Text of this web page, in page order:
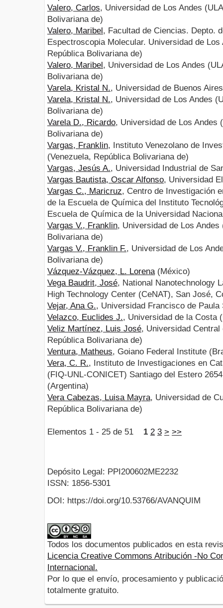
Valero, Carlos, Universidad de Los Andes
Bolivariana de)
Valero, Maribel , Facultad de Ciencias. Depto.
Espectroscopia Molecular. Universidad de
República Bolivariana de)
Valero, Maribel , Universidad de Los Andes
Bolivariana de)
Varela, Kristal N., Universidad de Buenos
Varela, Kristal N., Universidad de Los Andes
Bolivariana de)
Varela D., Ricardo, Universidad de Los Andes
Bolivariana de)
Vargas, Franklin, Instituto Venezolano de
(Venezuela, República Bolivariana de)
Vargas, Jesús A., Universidad Industrial de
Vargas Bautista, Oscar Alfonso, Universidad
Vargas C., Maricruz, Centro de Investigación
de la Escuela de Química del Instituto
Escuela de Química de la Universidad
Vargas V., Franklin, Universidad de Los
Bolivariana de)
Vargas V., Franklin F., Universidad de Los
Bolivariana de)
Vázquez-Vázquez, L. Lorena(México)
Vega Baudrit, José, National Nanotechnology
High Technology Center (CeNAT), San José,
Vejar, Ana G., Universidad Francisco de
Velazco, Euclides J., Universidad de la Costa
Veliz Martínez, Luis José, Universidad Central
República Bolivariana de)
Ventura, Matheus, Goiano Federal Institute
Vera, C. R., Instituto de Investigaciones en
(FIQ-UNL-CONICET) Santiago del Estero
(Argentina)
Vera Cabezas, Luisa Mayra, Universidad de
República Bolivariana de)
Elementos 1 - 25 de 51 1 2 3 > >>
Depósito Legal: PPI200602ME2232
ISSN: 1856-5301
DOI: https://doi.org/10.53766/AVANQUIM
Todos los documentos publicados en esta
Licencia Creative Commons Atribución -No
Internacional.
Por lo que el envío, procesamiento y
totalmente gratuito.